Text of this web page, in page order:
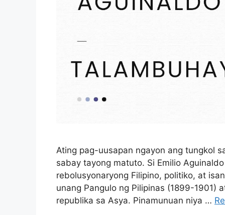
Ating pag-uusapan ngayon ang tungkol
sabay tayong matuto. Si Emilio
rebolusyonaryong Filipino, politiko, at
unang Pangulo ng Pilipinas (1899-1901)
republika sa Asya. Pinamunuan niya …